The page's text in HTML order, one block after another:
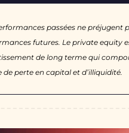
passées ne préjugent
futures. Le private equity
de long terme qui
de perte en capital et d’illiquidité.